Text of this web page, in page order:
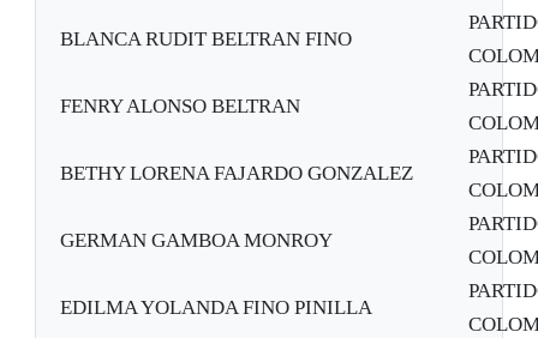
BLANCA RUDIT BELTRAN FINO
FENRY ALONSO BELTRAN
BETHY LORENA FAJARDO GONZALEZ
GERMAN GAMBOA MONROY
EDILMA YOLANDA FINO PINILLA